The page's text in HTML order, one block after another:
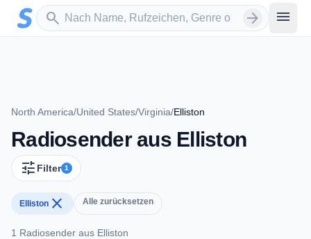
Zum Hauptinhalt springen
search
Sender suchen arrow_forward menu
North America/United States/Virginia/Elliston
Radiosender aus Elliston
tune Filter 1
Elliston close Alle zurücksetzen
1 Radiosender aus Elliston